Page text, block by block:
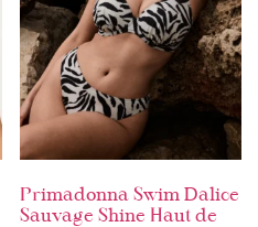
Primadonna Swim Dalice
Sauvage Shine Haut de